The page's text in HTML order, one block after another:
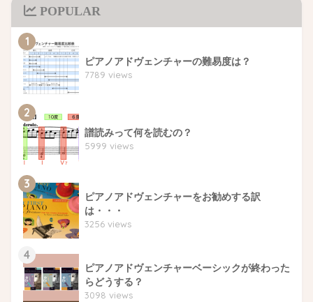
POPULAR
1
ピアノアドヴェンチャーの難易度は？
7789 views
2
譜読みって何を読むの？
5999 views
3
ピアノアドヴェンチャーをお勧めする訳
は・・・
3256 views
4
ピアノアドヴェンチャーベーシックが終わった
らどうする？
3098 views